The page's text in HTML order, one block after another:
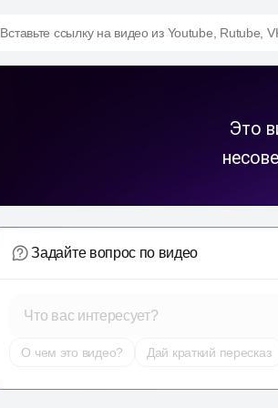
Вставьте ссылку на видео из Youtube, Rutube,
Задайте вопрос по видео
Что вас интересует?
О чем это видео? Дай краткий пересказ